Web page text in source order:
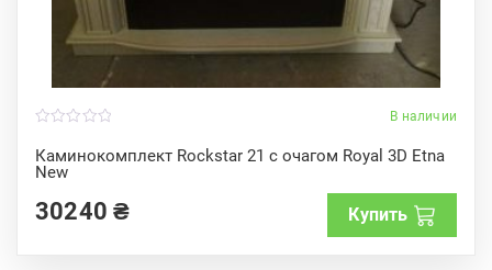
В наличии
Каминокомплект Rockstar 21 с очагом Royal 3D Etna
New
o
u
t
f
5
30240₴ Купить